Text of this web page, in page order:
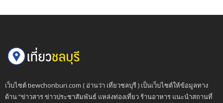
เว็บไซต์ tiewchonburi.com ( อ่านว่า เที่ยวชลบุรี ) เป็นเว็บไซต์ให้ข้อมูลทาง
ด้าน “ข่าวสาร ข่าวประชาสัมพันธ์ แหล่งท่องเที่ยว ร้านอาหาร แนะนำสถานที่